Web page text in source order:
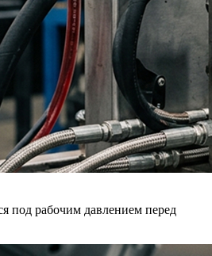
под рабочим давлением перед